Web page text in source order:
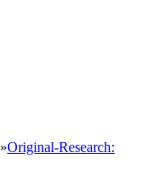
»Original-Research: